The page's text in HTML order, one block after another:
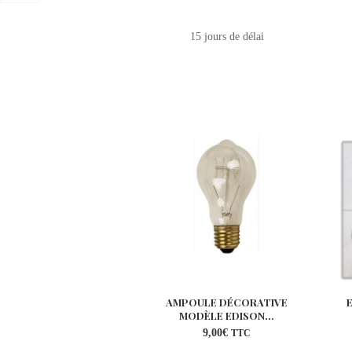
15 jours de délai
AMPOULE DÉCORATIVE
MODÈLE EDISON...
9,00€ TTC